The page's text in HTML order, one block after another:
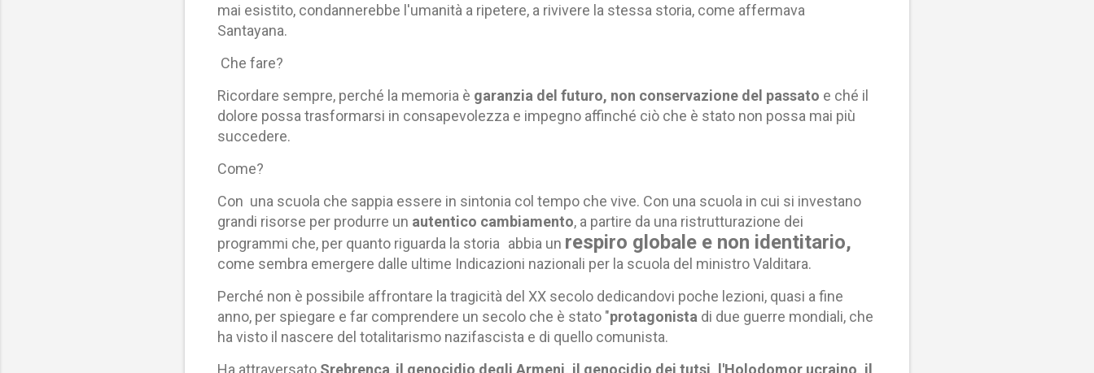
mai esistito, condannerebbe l'umanità a ripetere, a rivivere la stessa storia, come affermava
Santayana.
Che fare?
Ricordare sempre, perché la memoria è garanzia del futuro, non conservazione del passato e ché il
dolore possa trasformarsi in consapevolezza e impegno affinché ciò che è stato non possa mai più
succedere.
Come?
Con una scuola che sappia essere in sintonia col tempo che vive. Con una scuola in cui si investano
grandi risorse per produrre un autentico cambiamento, a partire da una ristrutturazione dei
programmi che, per quanto riguarda la storia abbia un respiro globale e non identitario,
come sembra emergere dalle ultime Indicazioni nazionali per la scuola del ministro Valditara.
Perché non è possibile affrontare la tragicità del XX secolo dedicandovi poche lezioni, quasi a fine
anno, per spiegare e far comprendere un secolo che è stato "protagonista di due guerre mondiali, che
ha visto il nascere del totalitarismo nazifascista e di quello comunista.
Ha attraversato Srebrenca, il genocidio degli Armeni, il genocidio dei tutsi, l'Holodomor ucraino, il